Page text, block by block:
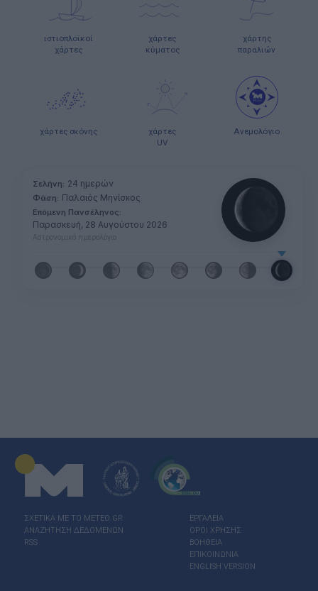
ιστιοπλοϊκοί
χάρτες
χάρτες
κύματος
χάρτης
παραλιών
χάρτες σκόνης
χάρτες
UV
Ανεμολόγιο
Σελήνη: 24 ημερών
Φάση: Παλαιός Μηνίσκος
Επόμενη Πανσέληνος:
Παρασκευή, 28 Αυγούστου 2026
Αστρονομικό ημερολόγιο
ΣΧΕΤΙΚΑ ΜΕ ΤΟ ΜΕΤΕΟ.GR
ΑΝΑΖΗΤΗΣΗ ΔΕΔΟΜΕΝΩΝ
RSS
ΕΡΓΑΛΕΙΑ
ΟΡΟΙ ΧΡΗΣΗΣ
ΒΟΗΘΕΙΑ
ΕΠΙΚΟΙΝΩΝΙΑ
ENGLISH VERSION